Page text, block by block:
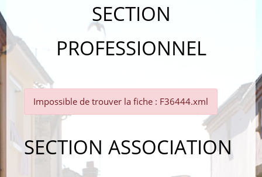
SECTION
PROFESSIONNEL
Impossible de trouver la fiche : F36444.xml
SECTION ASSOCIATION